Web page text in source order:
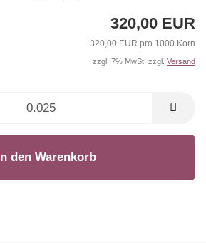
320,00 EUR
320,00 EUR pro 1000 Korn
zzgl. 7% MwSt. zzgl. Versand
In den Warenkorb